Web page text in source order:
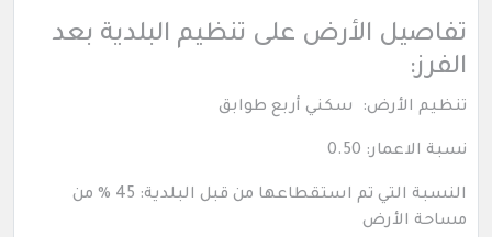
تفاصيل الأرض على تنظيم البلدية بعد
الفرز:
تنظيم الأرض: سكني أربع طوابق
نسبة الاعمار: 0.50
النسبة التي تم استقطاعها من قبل البلدية: 45 % من
مساحة الأرض